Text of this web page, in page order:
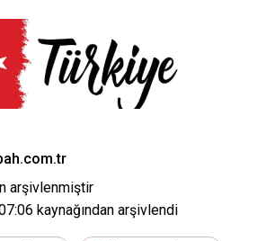
arşivlenmiştir
kaynağından arşivlendi